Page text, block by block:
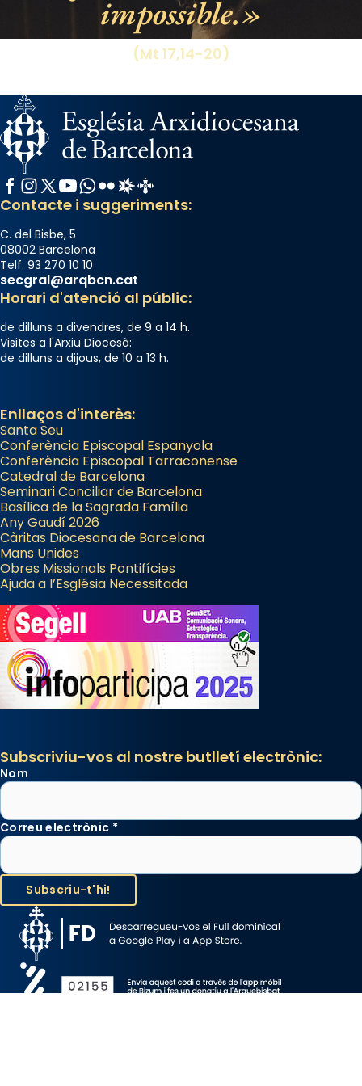
impossible.
(Mt 17,14-20)
Facebook
Instagram
X / Twitter
YouTube
WhatsApp
FlickrRadio Estel
Catalunya Cristiana
Contacte i suggeriments:
C. del Bisbe, 5
08002 Barcelona
Telf. 93 270 10 10
secgral@arqbcn.cat
Horari d'atenció al públic:
de dilluns a divendres, de 9 a 14 h.
Visites a l'Arxiu Diocesà:
de dilluns a dijous, de 10 a 13 h.
Enllaços d'interès:
Santa Seu
Conferència Episcopal Espanyola
Conferència Episcopal Tarraconense
Catedral de Barcelona
Seminari Conciliar de Barcelona
Basílica de la Sagrada Família
Any Gaudí 2026
Càritas Diocesana de Barcelona
Mans Unides
Obres Missionals Pontifícies
Ajuda a l’Església Necessitada
Subscriviu-vos al nostre butlletí electrònic:
Nom
Correu electrònic *